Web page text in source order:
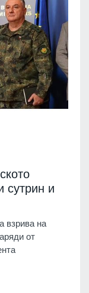
сутрин и
взрива на
от